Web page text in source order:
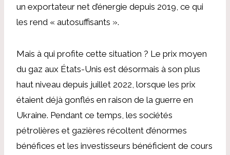
un exportateur net d’énergie depuis 2019, ce qui
les rend « autosuffisants ».
Mais à qui profite cette situation ? Le prix moyen
du gaz aux États-Unis est désormais à son plus
haut niveau depuis juillet 2022, lorsque les prix
étaient déjà gonflés en raison de la guerre en
Ukraine. Pendant ce temps, les sociétés
pétrolières et gazières récoltent d’énormes
bénéfices et les investisseurs bénéficient de cours